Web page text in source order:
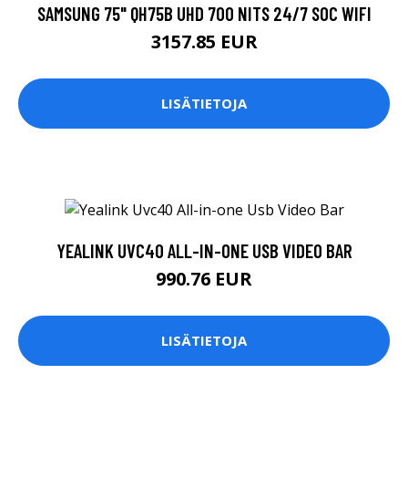
SAMSUNG 75" QH75B UHD 700 NITS 24/7 SOC WIFI
3157.85 EUR
LISÄTIETOJA
YEALINK UVC40 ALL-IN-ONE USB VIDEO BAR
990.76 EUR
LISÄTIETOJA